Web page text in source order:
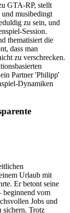
GTA-RP, stellt
und musibedingt
zu sein, und
Session.
thematisiert die
dass man
zu verschrecken.
Partner 'Philipp'
Dynamiken
Urlaub mit
Er betont seine
beginnend vom
Jobs und
sichern. Trotz